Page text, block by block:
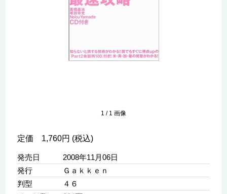
1 / 1 画像
定価 1,760円 (税込)
発売日
2008年11月06日
発行
Ｇａｋｋｅｎ
判型
４６